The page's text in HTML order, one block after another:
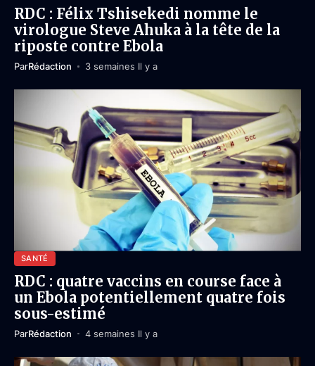
RDC : Félix Tshisekedi nomme le
virologue Steve Ahuka à la tête de la
riposte contre Ebola
ParRédaction 3 semaines Il y a
SANTÉ
RDC : quatre vaccins en course face à
un Ebola potentiellement quatre fois
sous-estimé
ParRédaction 4 semaines Il y a